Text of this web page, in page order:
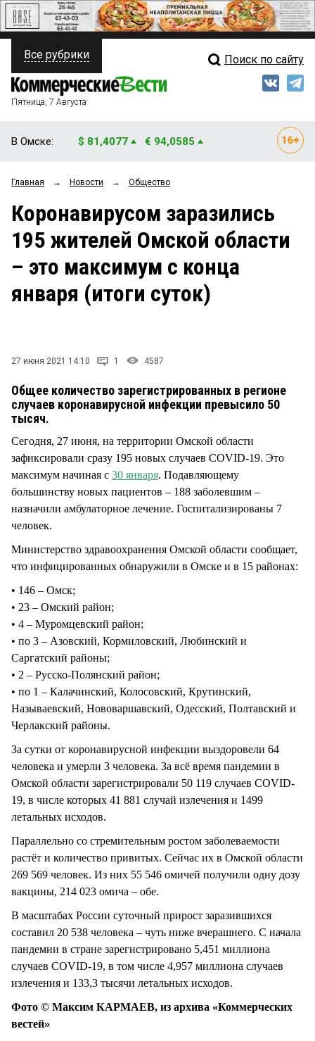
ПОЛИТИКА
ФИНАНСЫ
ОБЩЕСТВО
ЗАКОН
ПРОИСШЕСТВИЯ
Свежий выпуск
Рейтинги
Блоги
Архив
Все рубрики Поиск по сайту
Пятница, 7 Августа
В Омске: $ 81,4077 € 94,0585
Главная → Новости → Общество
Коронавирусом заразились
195 жителей Омской области
– это максимум с конца
января (итоги суток)
27 июня 2021 14:10 1 4587
Общее количество зарегистрированных в регионе
случаев коронавирусной инфекции превысило 50
тысяч.
Сегодня, 27 июня, на территории Омской области
зафиксировали сразу 195 новых случаев COVID-19. Это
максимум начиная с 30 января. Подавляющему
большинству новых пациентов – 188 заболевшим –
назначили амбулаторное лечение. Госпитализированы 7
человек.
Министерство здравоохранения Омской области сообщает,
что инфицированных обнаружили в Омске и в 15 районах:
• 146 – Омск;
• 23 – Омский район;
• 4 – Муромцевский район;
• по 3 – Азовский, Кормиловский, Любинский и
Саргатский районы;
• 2 – Русско-Полянский район;
• по 1 – Калачинский, Колосовский, Крутинский,
Называевский, Нововаршавский, Одесский, Полтавский и
Черлакский районы.
За сутки от коронавирусной инфекции выздоровели 64
человека и умерли 3 человека. За всё время пандемии в
Омской области зарегистрировали 50 119 случаев COVID-
19, в числе которых 41 881 случай излечения и 1499
летальных исходов.
Параллельно со стремительным ростом заболеваемости
растёт и количество привитых. Сейчас их в Омской области
269 569 человек. Из них 55 546 омичей получили одну дозу
вакцины, 214 023 омича – обе.
В масштабах России суточный прирост заразившихся
составил 20 538 человека – чуть ниже вчерашнего. С начала
пандемии в стране зарегистрировано 5,451 миллиона
случаев COVID-19, в том числе 4,957 миллиона случаев
излечения и 133,3 тысячи летальных исходов.
Фото © Максим КАРМАЕВ, из архива «Коммерческих
вестей»